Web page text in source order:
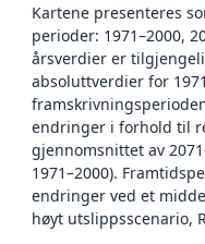
Kartene presenteres
perioder: 1971–2000,
årsverdier er
absoluttverdier for
endringer i forhold til
gjennomsnittet av
1971–2000).
endringer ved et
høyt utslippsscenario,